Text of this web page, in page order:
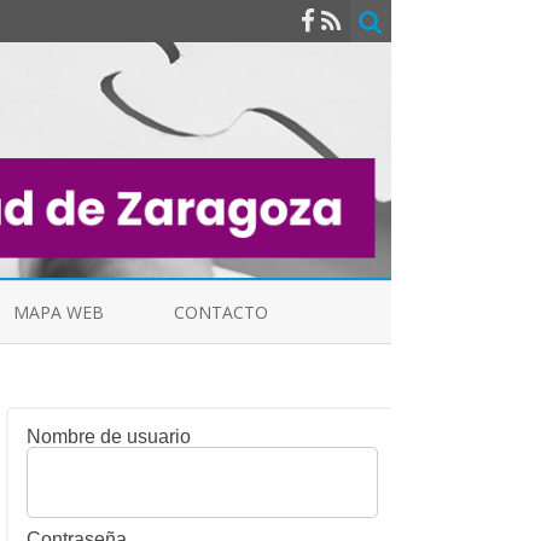
MAPA WEB CONTACTO
Nombre de usuario